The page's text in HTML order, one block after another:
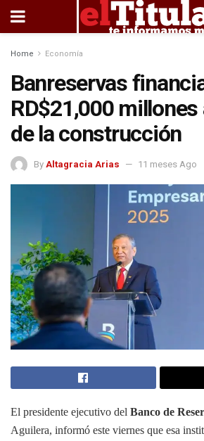
Home Economía
Banreservas
RD$21,000
de la construcción
By Altagracia Arias 11 meses Ago
El presidente ejecutivo del Banco de
Aguilera, informó este viernes que esa